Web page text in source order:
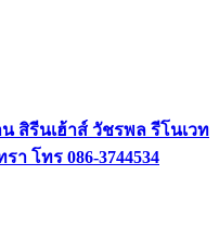
สิรีนเฮ้าส์ วัชรพล รีโนเวท
โทร 086-3744534